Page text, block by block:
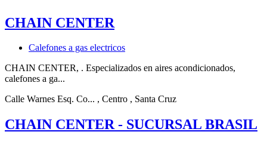
CHAIN CENTER
Calefones a gas electricos
CHAIN CENTER, . Especializados en aires acondicionados,
calefones a ga...
Calle Warnes Esq. Co... , Centro , Santa Cruz
CHAIN CENTER - SUCURSAL BRASIL